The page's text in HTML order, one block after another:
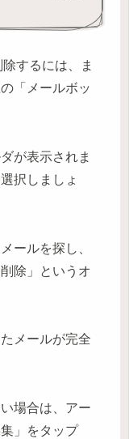
するには、ま
「メールボッ
が表示されま
択しましょ
ールを探し、
除」というオ
メールが完全
場合は、アー
」をタップ